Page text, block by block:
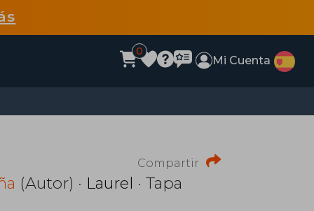
0
Mi Cuenta
Compartir
(Autor) · Laurel · Tapa